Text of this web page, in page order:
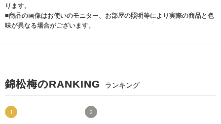
ります。
■商品の画像はお使いのモニター、お部屋の照明等により実際の商品と色
味が異なる場合がございます。
錦松梅のRANKING ランキング
1 2